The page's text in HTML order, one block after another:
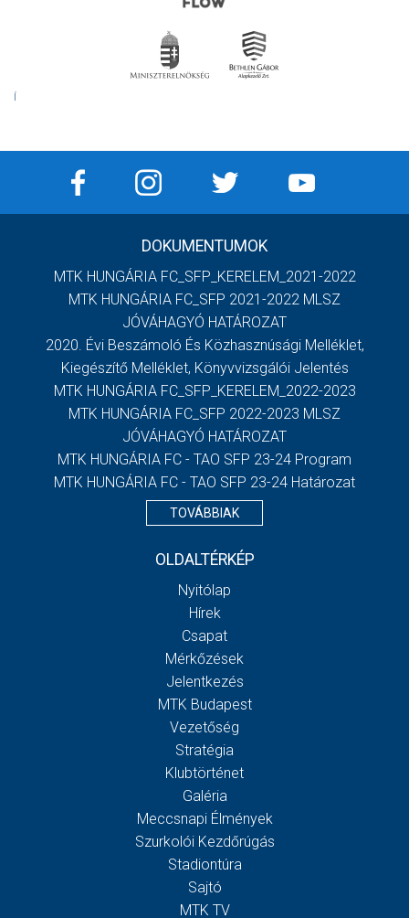
DOKUMENTUMOK
MTK HUNGÁRIA FC_SFP_KERELEM_2021-2022
MTK HUNGÁRIA FC_SFP 2021-2022 MLSZ
JÓVÁHAGYÓ HATÁROZAT
2020. Évi Beszámoló És Közhasznúsági Melléklet,
Kiegészítő Melléklet, Könyvvizsgálói Jelentés
MTK HUNGÁRIA FC_SFP_KERELEM_2022-2023
MTK HUNGÁRIA FC_SFP 2022-2023 MLSZ
JÓVÁHAGYÓ HATÁROZAT
MTK HUNGÁRIA FC - TAO SFP 23-24 Program
MTK HUNGÁRIA FC - TAO SFP 23-24 Határozat
TOVÁBBIAK
OLDALTÉRKÉP
Nyitólap
Hírek
Csapat
Mérkőzések
Jelentkezés
MTK Budapest
Vezetőség
Stratégia
Klubtörténet
Galéria
Meccsnapi Élmények
Szurkolói Kezdőrúgás
Stadiontúra
Sajtó
MTK TV